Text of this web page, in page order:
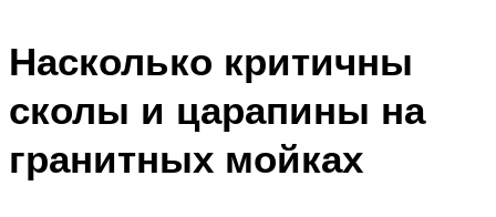
Насколько критичны
сколы и царапины на
гранитных мойках